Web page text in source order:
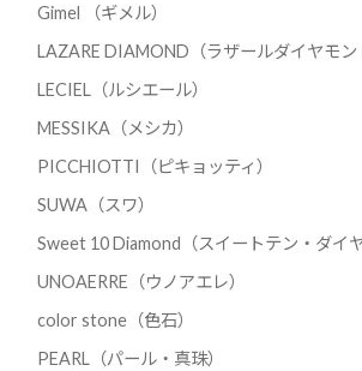
Gimel （ギメル）
LAZARE DIAMOND（ラザールダイヤモン
LECIEL（ルシエール）
MESSIKA（メシカ）
PICCHIOTTI（ピキョッティ）
SUWA（スワ）
Sweet 10 Diamond（スイートテン・ダイヤ
UNOAERRE（ウノアエレ）
color stone（色石）
PEARL（パール・真珠）